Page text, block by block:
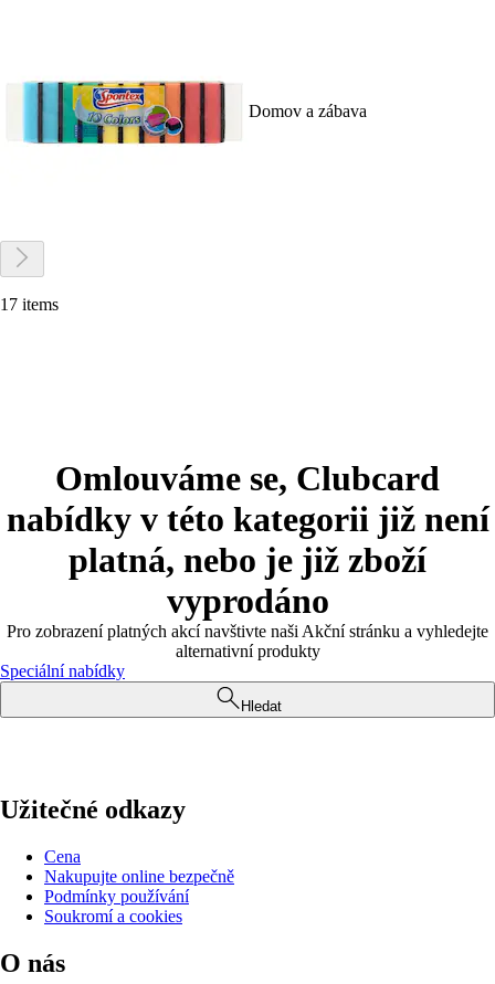
Domov a zábava
17 items
Omlouváme se, Clubcard
nabídky v této kategorii již není
platná, nebo je již zboží
vyprodáno
Pro zobrazení platných akcí navštivte naši Akční stránku a vyhledejte
alternativní produkty
Speciální nabídky
Hledat
Užitečné odkazy
Cena
Nakupujte online bezpečně
Podmínky používání
Soukromí a cookies
O nás